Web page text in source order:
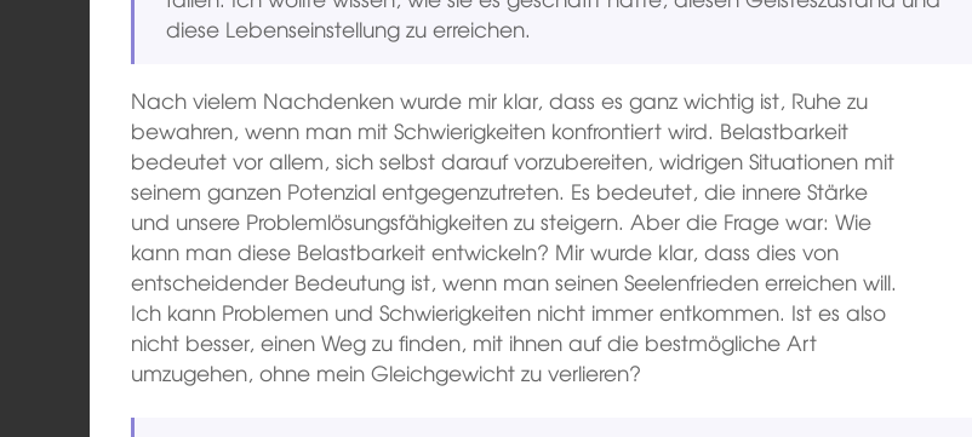
diese Lebenseinstellung zu erreichen.
Nach vielem Nachdenken wurde mir klar, dass es ganz wichtig ist, Ruhe zu
bewahren, wenn man mit Schwierigkeiten konfrontiert wird. Belastbarkeit
bedeutet vor allem, sich selbst darauf vorzubereiten, widrigen Situationen mit
seinem ganzen Potenzial entgegenzutreten. Es bedeutet, die innere Stärke
und unsere Problemlösungsfähigkeiten zu steigern. Aber die Frage war: Wie
kann man diese Belastbarkeit entwickeln? Mir wurde klar, dass dies von
entscheidender Bedeutung ist, wenn man seinen Seelenfrieden erreichen will.
Ich kann Problemen und Schwierigkeiten nicht immer entkommen. Ist es also
nicht besser, einen Weg zu finden, mit ihnen auf die bestmögliche Art
umzugehen, ohne mein Gleichgewicht zu verlieren?